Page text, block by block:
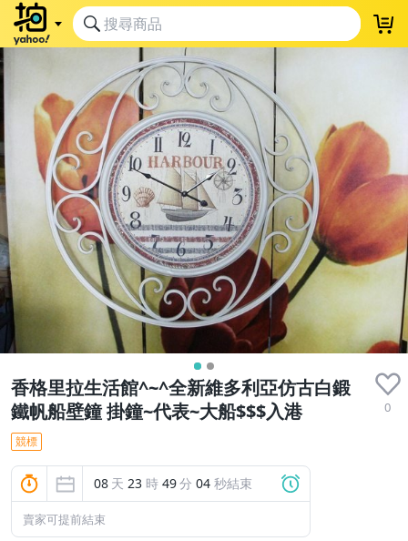
香格里拉生活館^~^全新維多利亞仿古白鍛
鐵帆船壁鐘 掛鐘~代表~大船$$$入港
0
競標
08 天 23 時 49分 03 秒結束
賣家可提前結束